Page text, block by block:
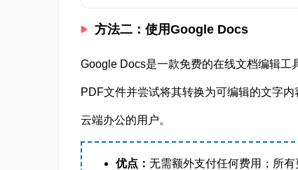
方法二：使用Google Docs
Google Docs是一款免费的在线文档编辑工
PDF文件并尝试将其转换为可编辑的文字
云端办公的用户。
优点： 无需额外支付任何费用；所